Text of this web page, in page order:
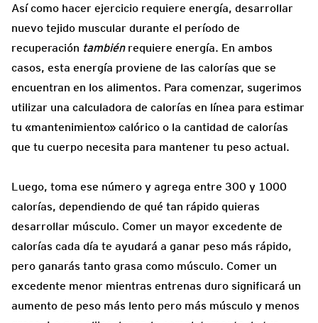
Así como hacer ejercicio requiere energía, desarrollar
nuevo tejido muscular durante el período de
recuperación también requiere energía. En ambos
casos, esta energía proviene de las calorías que se
encuentran en los alimentos. Para comenzar, sugerimos
utilizar una calculadora de calorías en línea para estimar
tu «mantenimiento» calórico o la cantidad de calorías
que tu cuerpo necesita para mantener tu peso actual.
Luego, toma ese número y agrega entre 300 y 1000
calorías, dependiendo de qué tan rápido quieras
desarrollar músculo. Comer un mayor excedente de
calorías cada día te ayudará a ganar peso más rápido,
pero ganarás tanto grasa como músculo. Comer un
excedente menor mientras entrenas duro significará un
aumento de peso más lento pero más músculo y menos